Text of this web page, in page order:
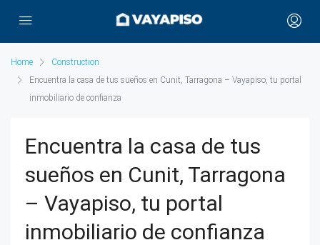
Home
Construction
Encuentra la casa de tus sueños en Cunit, Tarragona – Vayapiso, tu portal
inmobiliario de confianza
Encuentra la casa de tus
sueños en Cunit, Tarragona
– Vayapiso, tu portal
inmobiliario de confianza